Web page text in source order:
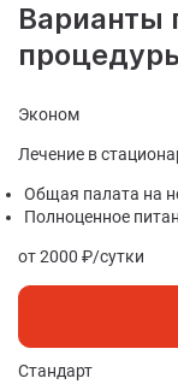
Варианты
Эконом
Лечение в
Общая палата на
Полноценное
от 2000 ₽/сутки
Стандарт